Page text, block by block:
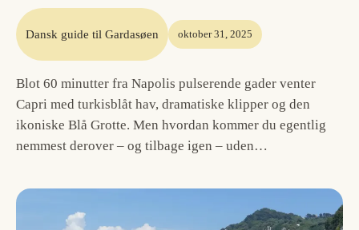
Dansk guide til Gardasøen oktober 31, 2025
Blot 60 minutter fra Napolis pulserende gader venter
Capri med turkisblåt hav, dramatiske klipper og den
ikoniske Blå Grotte. Men hvordan kommer du egentlig
nemmest derover – og tilbage igen – uden…